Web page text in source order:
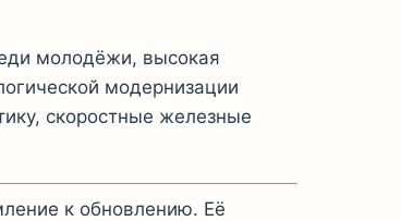
молодёжи, высокая
модернизации
скоростные железные
к обновлению. Её